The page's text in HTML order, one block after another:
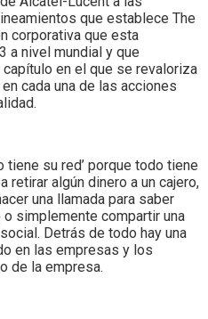
que establece The
corporativa que esta
a nivel mundial y que
en el que se revaloriza
cada una de las acciones
tiene su red’ porque todo tiene
retirar algún dinero a un cajero,
una llamada para saber
simplemente compartir una
Detrás de todo hay una
en las empresas y los
de la empresa.